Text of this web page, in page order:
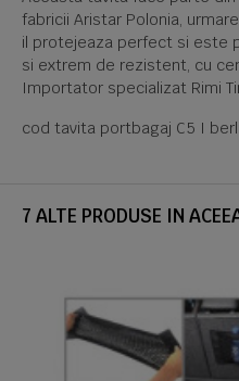
fabricii Aristar Polonia,
il protejeaza perfect si este
si extrem de rezistent, cu
Importator specializat Rimi
cod tavita portbagaj C5 I
7 ALTE PRODUSE IN